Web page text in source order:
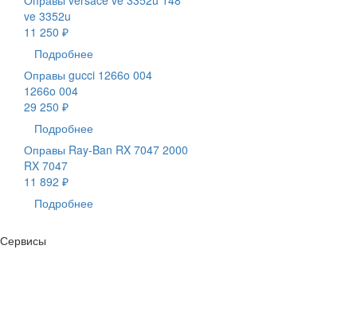
ve 3352u
11 250 ₽
Подробнее
Оправы gucci 1266o 004
1266o 004
29 250 ₽
Подробнее
Оправы Ray-Ban RX 7047 2000
RX 7047
11 892 ₽
Подробнее
Сервисы